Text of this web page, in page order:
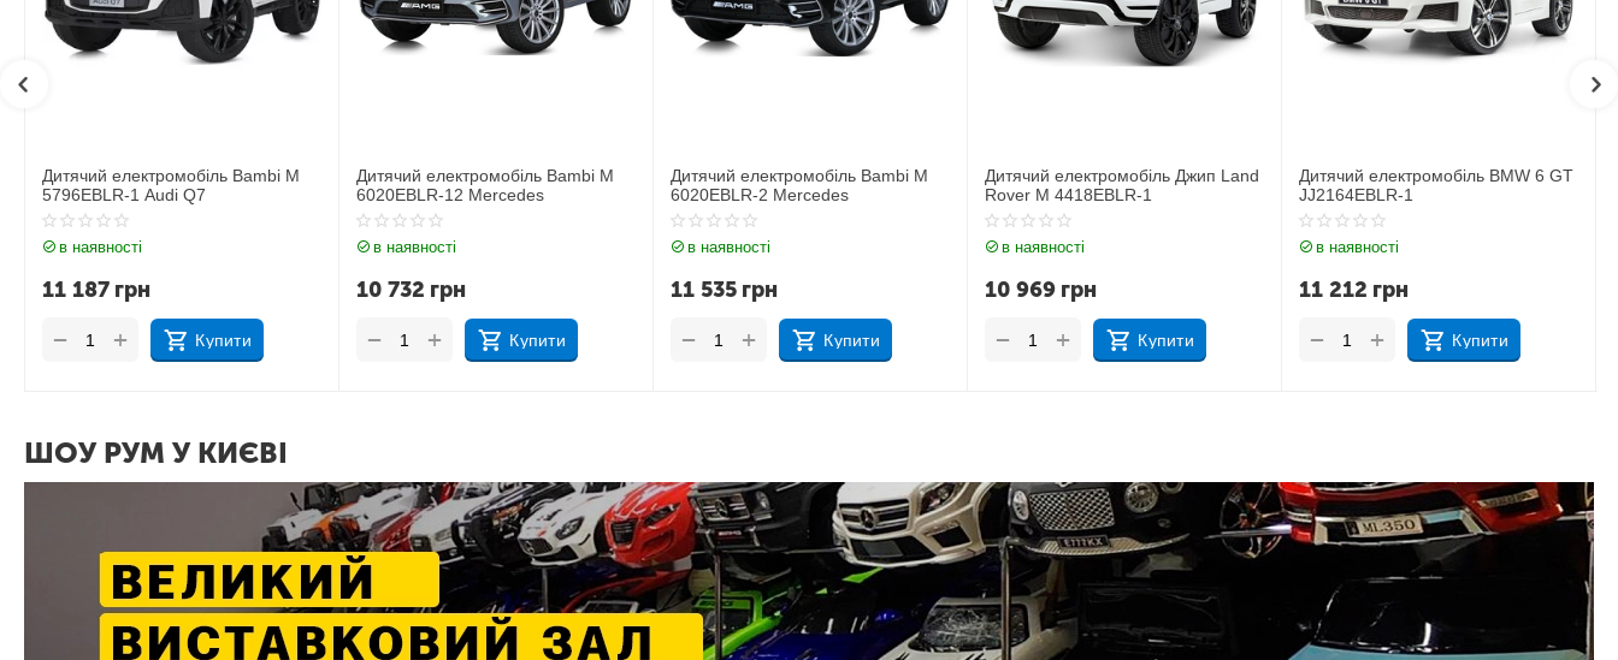
Дитячий електромобіль Bambi M
6020EBLR-12 Mercedes
в наявності
10 732 грн
Купити
+
−
Дитячий електромобіль Bambi M
6020EBLR-2 Mercedes
в наявності
11 535 грн
Купити
+
−
Дитячий електромобіль Джип Land
Rover M 4418EBLR-1
в наявності
10 969 грн
Купити
+
−
Дитячий електромобіль BMW 6 GT
JJ2164EBLR-1
в наявності
11 212 грн
Купити
+
−
Дитячий електромобіль Джип BMW
X6M JJ2199EBLR-1
в наявності
17 183 грн
Купити
+
−
ШОУ РУМ У КИЄВІ